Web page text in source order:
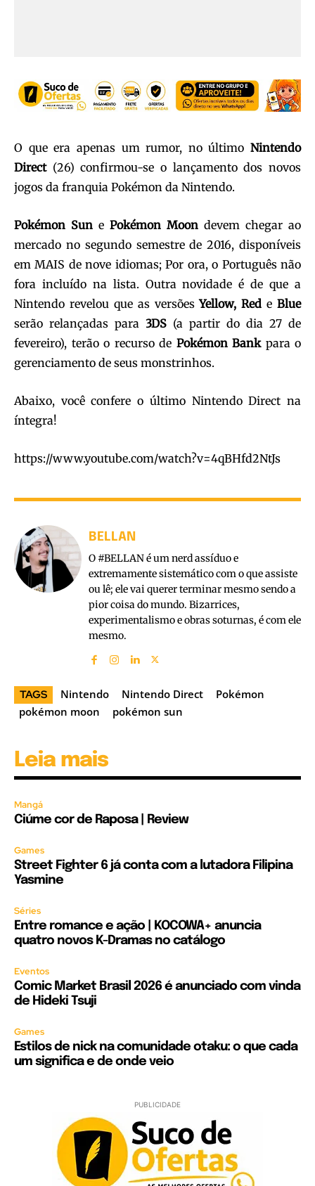
O que era apenas um rumor, no último Nintendo
Direct(26) confirmou-se o lançamento dos novos
jogos da franquia Pokémon da Nintendo.
Pokémon Sun e Pokémon Moon devem chegar ao
mercado no segundo semestre de 2016, disponíveis
em MAIS de nove idiomas; Por ora, o Português não
fora incluído na lista. Outra novidade é de que a
Nintendo revelou que as versõesYellow, Red e Blue
serão relançadas para 3DS (a partir do dia 27 de
fevereiro), terão o recurso de Pokémon Bankpara o
gerenciamento de seus monstrinhos.
Abaixo, você confere o último Nintendo Direct na
íntegra!
https://www.youtube.com/watch?v=4qBHfd2NtJs
BELLAN
O #BELLAN é um nerd assíduo e
extremamente sistemático com o que assiste
ou lê; ele vai querer terminar mesmo sendo a
pior coisa do mundo. Bizarrices,
experimentalismo e obras soturnas, é com ele
mesmo.
TAGS Nintendo Nintendo Direct
Pokémon
pokémon moon
pokémon sun
Leia mais
Mangá
Ciúme cor de Raposa | Review
Games
Street Fighter 6 já conta com a lutadora Filipina
Yasmine
Séries
Entre romance e ação | KOCOWA+ anuncia
quatro novos K-Dramas no catálogo
Eventos
Comic Market Brasil 2026 é anunciado com vinda
de Hideki Tsuji
Games
Estilos de nick na comunidade otaku: o que cada
um significa e de onde veio
PUBLICIDADE